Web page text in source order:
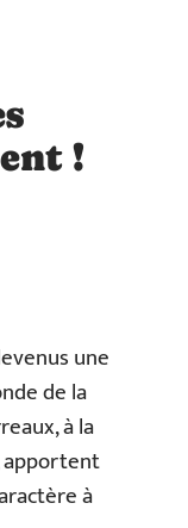
!
une
de la
à la
à